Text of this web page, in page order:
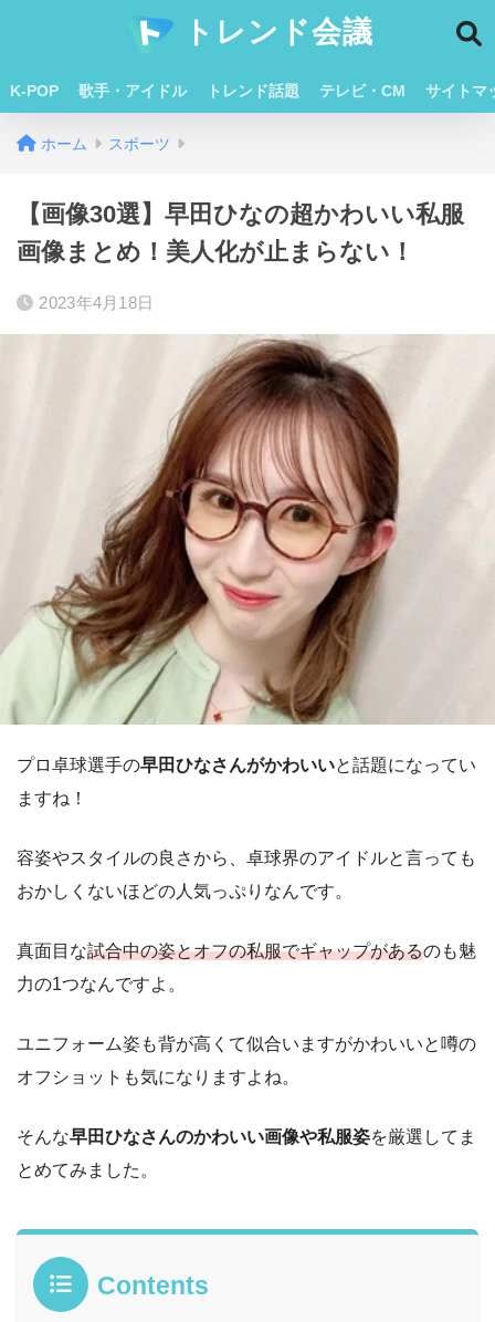
トレンド会議
K-POP 歌手・アイドル トレンド話題 テレビ・CM サイトマ
ホーム スポーツ
【画像30選】早田ひなの超かわいい私服
画像まとめ！美人化が止まらない！
2023年4月18日
プロ卓球選手の早田ひなさんがかわいいと話題になってい
ますね！
容姿やスタイルの良さから、卓球界のアイドルと言っても
おかしくないほどの人気っぷりなんです。
真面目な試合中の姿とオフの私服でギャップがあるのも魅
力の1つなんですよ。
ユニフォーム姿も背が高くて似合いますがかわいいと噂の
オフショットも気になりますよね。
そんな早田ひなさんのかわいい画像や私服姿を厳選してま
とめてみました。
Contents